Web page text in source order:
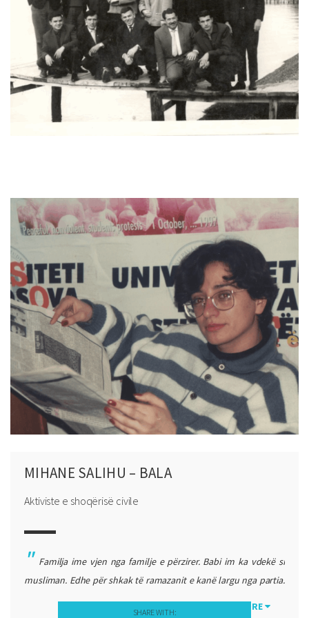
MIHANE SALIHU – BALA
Aktiviste e shoqërisë civile
Familja ime vjen nga familje e përzirer. Babi im ka vdekë si
musliman. Edhe për shkak të ramazanit e kanë largu nga partia.
Ndërsa nëna është shqiptaro-hebreje. Ne në familje jemi rritë me
MORE
SHARE WITH: